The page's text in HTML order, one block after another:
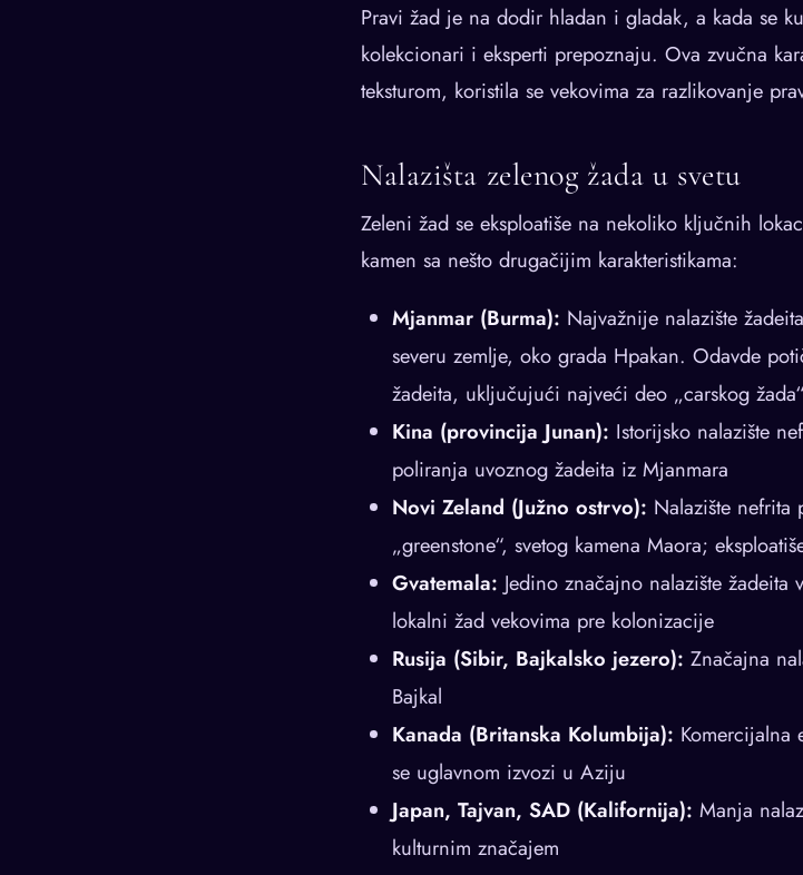
Pravi žad je na dodir hladan i gladak, a kada se
kolekcionari i eksperti prepoznaju. Ova zvučna
teksturom, koristila se vekovima za razlikovanje
Nalazišta zelenog žada u svetu
Zeleni žad se eksploatiše na nekoliko ključnih
kamen sa nešto drugačijim karakteristikama:
Mjanmar (Burma): Najvažnije nalazište
severu zemlje, oko grada Hpakan. Odavde
žadeita, uključujući najveći deo „carskog žada“
Kina (provincija Junan): Istorijsko nalazište
poliranja uvoznog žadeita iz Mjanmara
Novi Zeland (Južno ostrvo): Nalazište nefrita
„greenstone“, svetog kamena Maora;
Gvatemala: Jedino značajno nalazište
lokalni žad vekovima pre kolonizacije
Rusija (Sibir, Bajkalsko jezero): Značajna
Bajkal
Kanada (Britanska Kolumbija): Komercijalna
se uglavnom izvozi u Aziju
Japan, Tajvan, SAD (Kalifornija): Manja
kulturnim značajem